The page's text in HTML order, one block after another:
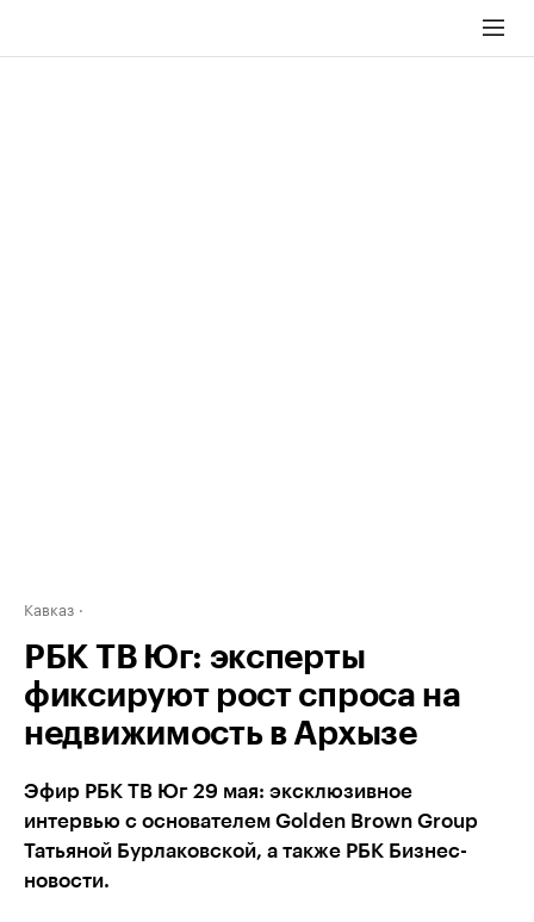
Кавказ
РБК ТВ Юг: эксперты
фиксируют рост спроса на
недвижимость в Архызе
Эфир РБК ТВ Юг 29 мая: эксклюзивное
интервью с основателем Golden Brown Group
Татьяной Бурлаковской, а также РБК Бизнес-
новости.